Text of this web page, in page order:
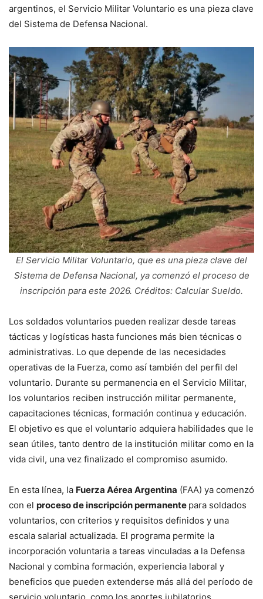
argentinos, el Servicio Militar Voluntario es una pieza clave
del Sistema de Defensa Nacional.
El Servicio Militar Voluntario, que es una pieza clave del
Sistema de Defensa Nacional, ya comenzó el proceso de
inscripción para este 2026. Créditos: Calcular Sueldo.
Los soldados voluntarios pueden realizar desde tareas
tácticas y logísticas hasta funciones más bien técnicas o
administrativas. Lo que depende de las necesidades
operativas de la Fuerza, como así también del perfil del
voluntario. Durante su permanencia en el Servicio Militar,
los voluntarios reciben instrucción militar permanente,
capacitaciones técnicas, formación continua y educación.
El objetivo es que el voluntario adquiera habilidades que le
sean útiles, tanto dentro de la institución militar como en la
vida civil, una vez finalizado el compromiso asumido.
En esta línea, la Fuerza Aérea Argentina (FAA) ya comenzó
con el proceso de inscripción permanente para soldados
voluntarios, con criterios y requisitos definidos y una
escala salarial actualizada. El programa permite la
incorporación voluntaria a tareas vinculadas a la Defensa
Nacional y combina formación, experiencia laboral y
beneficios que pueden extenderse más allá del período de
servicio voluntario, como los aportes jubilatorios